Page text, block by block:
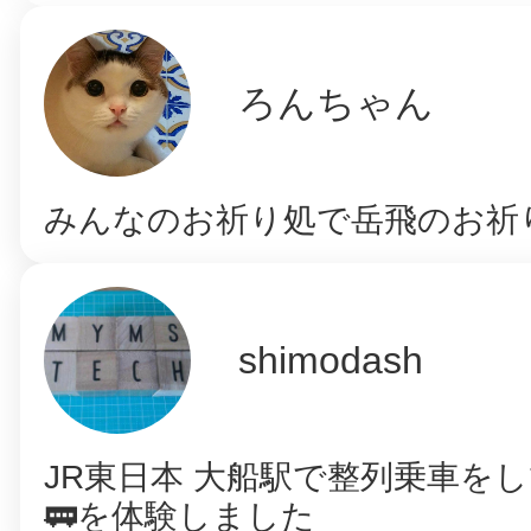
ろんちゃん
みんなのお祈り処で岳飛のお
shimodash
JR東日本 大船駅で整列乗車を
🚃を体験しました